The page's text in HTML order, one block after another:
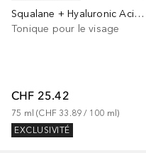
Squalane + Hyaluronic Acid Facial Mist
Tonique pour le visage
CHF 25.42
75 ml (CHF 33.89 / 100 ml)
EXCLUSIVITÉ